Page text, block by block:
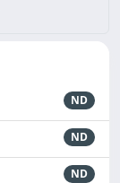
ND
ND
ND